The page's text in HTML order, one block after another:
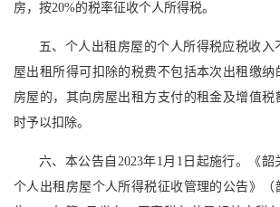
房，按20%的税率征收个人所得税。
五、个人出租房屋的个人所得税应税收入
屋出租所得可扣除的税费不包括本次出租缴纳
房屋的，其向房屋出租方支付的租金及增值税
时予以扣除。
六、本公告自2023年1月1日起施行。《
个人出租房屋个人所得税征收管理的公告》（